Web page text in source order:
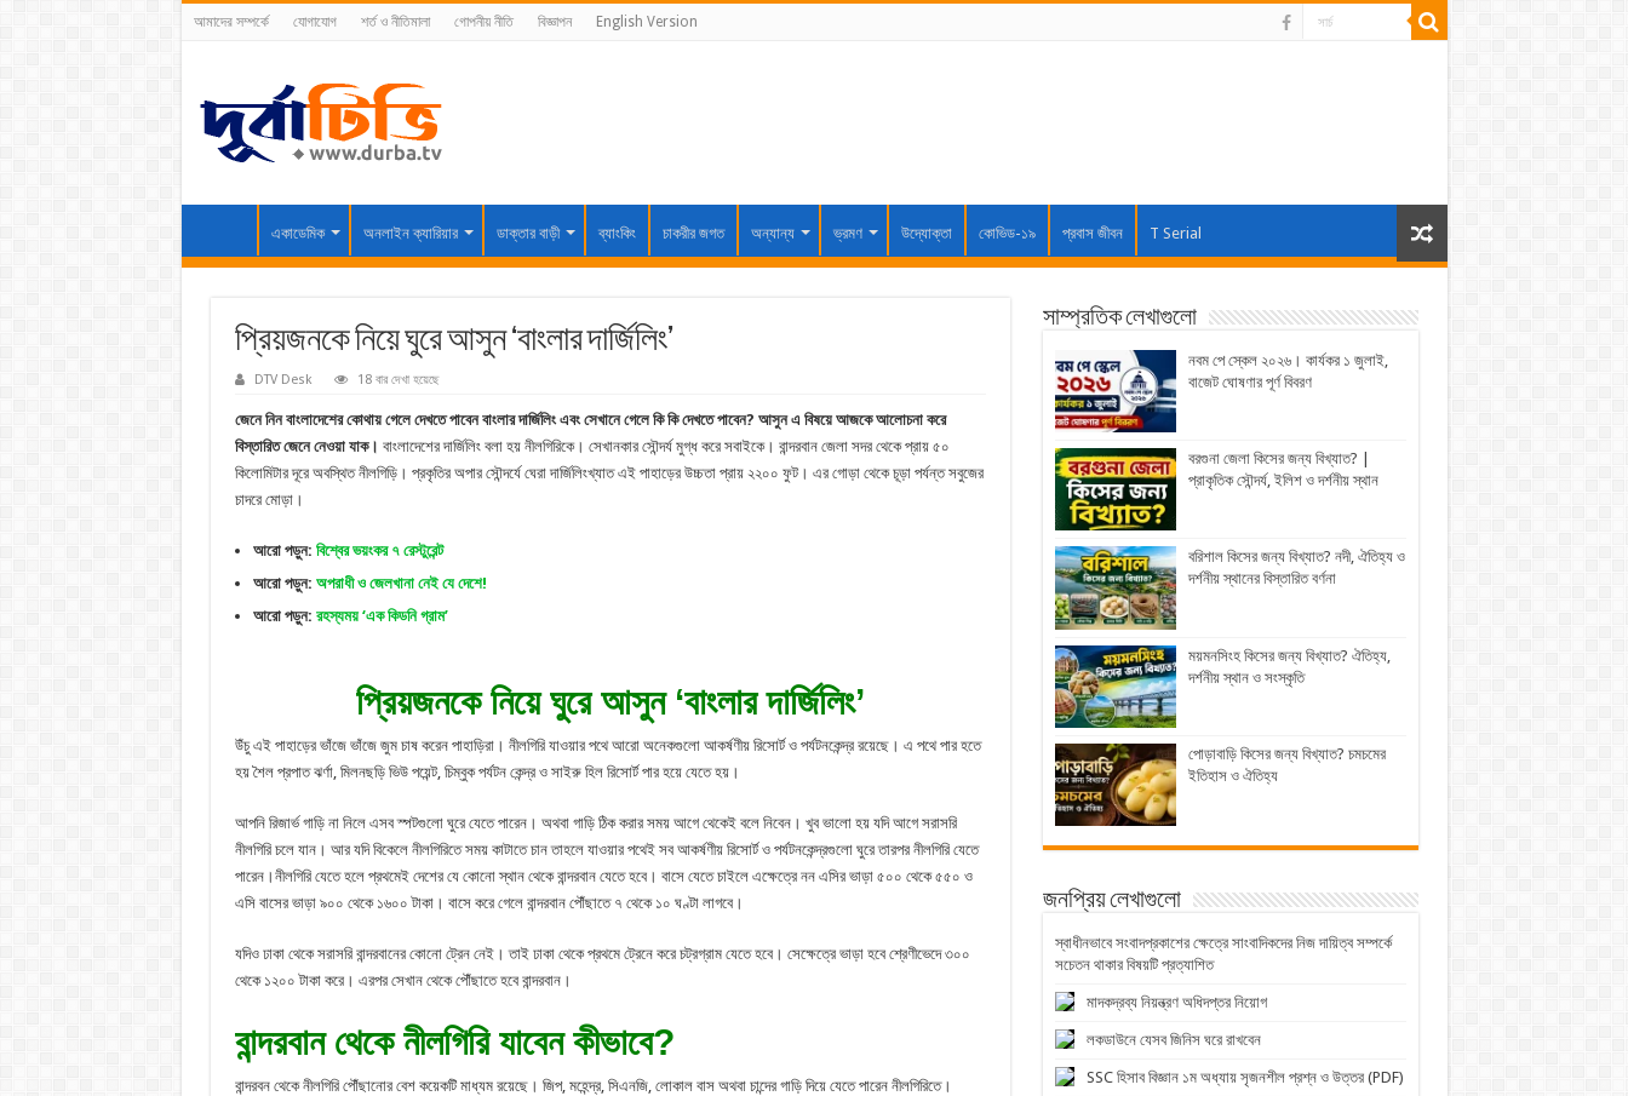
আমাদের সম্পর্কে যোগাযোগ শর্ত ও নীতিমালা গোপনীয় নীতি বিজ্ঞাপন English Version
একাডেমিক অনলাইন ক্যারিয়ার ডাক্তার বাড়ী ব্যাংকিং চাকরীর জগত অন্যান্য ভ্রমণ উদ্যোক্তা কোভিড-১৯ প্রবাস জীবন T Serial
প্রিয়জনকে নিয়ে ঘুরে আসুন ‘বাংলার দার্জিলিং’
DTV Desk 18 বার দেখা হয়েছে
জেনে নিন বাংলাদেশের কোথায় গেলে দেখতে পাবেন বাংলার দার্জিলিং এবং সেখানে গেলে কি কি দেখতে পাবেন? আসুন এ বিষয়ে আজকে আলোচনা করে
বিস্তারিত জেনে নেওয়া যাক। বাংলাদেশের দার্জিলিং বলা হয় নীলগিরিকে। সেখানকার সৌন্দর্য মুগ্ধ করে সবাইকে। বান্দরবান জেলা সদর থেকে প্রায় ৫০
কিলোমিটার দূরে অবস্থিত নীলগিড়ি। প্রকৃতির অপার সৌন্দর্যে ঘেরা দার্জিলিংখ্যাত এই পাহাড়ের উচ্চতা প্রায় ২২০০ ফুট। এর গোড়া থেকে চূড়া পর্যন্ত সবুজের
চাদরে মোড়া।
আরো পড়ুন: বিশ্বের ভয়ংকর ৭ রেস্টুরেন্ট
আরো পড়ুন: অপরাধী ও জেলখানা নেই যে দেশে!
আরো পড়ুন: রহস্যময় ‘এক কিডনি গ্রাম’
প্রিয়জনকে নিয়ে ঘুরে আসুন ‘বাংলার দার্জিলিং’
উঁচু এই পাহাড়ের ভাঁজে ভাঁজে জুম চাষ করেন পাহাড়িরা। নীলগিরি যাওয়ার পথে আরো অনেকগুলো আকর্ষণীয় রিসোর্ট ও পর্যটনকেন্দ্র রয়েছে। এ পথে পার হতে
হয় শৈল প্রপাত ঝর্ণা, মিলনছড়ি ভিউ পয়েন্ট, চিম্বুক পর্যটন কেন্দ্র ও সাইরু হিল রিসোর্ট পার হয়ে যেতে হয়।
আপনি রিজার্ভ গাড়ি না নিলে এসব স্পটগুলো ঘুরে যেতে পারেন। অথবা গাড়ি ঠিক করার সময় আগে থেকেই বলে নিবেন। খুব ভালো হয় যদি আগে সরাসরি
নীলগিরি চলে যান। আর যদি বিকেলে নীলগিরিতে সময় কাটাতে চান তাহলে যাওয়ার পথেই সব আকর্ষণীয় রিসোর্ট ও পর্যটনকেন্দ্রগুলো ঘুরে তারপর নীলগিরি যেতে
পারেন।নীলগিরি যেতে হলে প্রথমেই দেশের যে কোনো স্থান থেকে বান্দরবান যেতে হবে। বাসে যেতে চাইলে এক্ষেত্রে নন এসির ভাড়া ৫০০ থেকে ৫৫০ ও
এসি বাসের ভাড়া ৯০০ থেকে ১৬০০ টাকা। বাসে করে গেলে বান্দরবান পৌঁছাতে ৭ থেকে ১০ ঘণ্টা লাগবে।
যদিও ঢাকা থেকে সরাসরি বান্দরবানের কোনো ট্রেন নেই। তাই ঢাকা থেকে প্রথমে ট্রেনে করে চট্রগ্রাম যেতে হবে। সেক্ষেত্রে ভাড়া হবে শ্রেণীভেদে ৩০০
থেকে ১২০০ টাকা করে। এরপর সেখান থেকে পৌঁছাতে হবে বান্দরবান।
বান্দরবান থেকে নীলগিরি যাবেন কীভাবে?
বান্দরবন থেকে নীলগিরি পৌঁছানোর বেশ কয়েকটি মাধ্যম রয়েছে। জিপ, মহেন্দ্র, সিএনজি, লোকাল বাস অথবা চান্দের গাড়ি দিয়ে যেতে পারেন নীলগিরিতে।
সাম্প্রতিক লেখাগুলো
নবম পে স্কেল ২০২৬। কার্যকর ১ জুলাই,
বাজেট ঘোষণার পূর্ণ বিবরণ
বরগুনা জেলা কিসের জন্য বিখ্যাত? |
প্রাকৃতিক সৌন্দর্য, ইলিশ ও দর্শনীয় স্থান
বরিশাল কিসের জন্য বিখ্যাত? নদী, ঐতিহ্য ও
দর্শনীয় স্থানের বিস্তারিত বর্ণনা
ময়মনসিংহ কিসের জন্য বিখ্যাত? ঐতিহ্য,
দর্শনীয় স্থান ও সংস্কৃতি
পোড়াবাড়ি কিসের জন্য বিখ্যাত? চমচমের
ইতিহাস ও ঐতিহ্য
জনপ্রিয় লেখাগুলো
স্বাধীনভাবে সংবাদপ্রকাশের ক্ষেত্রে সাংবাদিকদের নিজ দায়িত্ব সম্পর্কে
সচেতন থাকার বিষয়টি প্রত্যাশিত
মাদকদ্রব্য নিয়ন্ত্রণ অধিদপ্তর নিয়োগ
লকডাউনে যেসব জিনিস ঘরে রাখবেন
SSC হিসাব বিজ্ঞান ১ম অধ্যায় সৃজনশীল প্রশ্ন ও উত্তর (PDF)